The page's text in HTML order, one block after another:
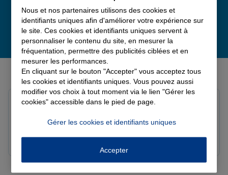
Derniers avis de nos agences Allianz
Le 05/08/2026 - Agence FORT DE FRANCE
Yori A.
Nous et nos partenaires utilisons des cookies et
identifiants uniques afin d'améliorer votre expérience sur
le site. Ces cookies et identifiants uniques servent à
personnaliser le contenu du site, en mesurer la
fréquentation, permettre des publicités ciblées et en
mesurer les performances.
En cliquant sur le bouton "Accepter" vous acceptez tous
les cookies et identifiants uniques. Vous pouvez aussi
modifier vos choix à tout moment via le lien "Gérer les
cookies" accessible dans le pied de page.
Gérer les cookies et identifiants uniques
Accepter